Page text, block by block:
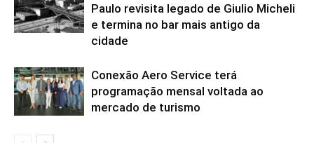
Paulo revisita legado de Giulio Micheli
e termina no bar mais antigo da
cidade
Conexão Aero Service terá
programação mensal voltada ao
mercado de turismo